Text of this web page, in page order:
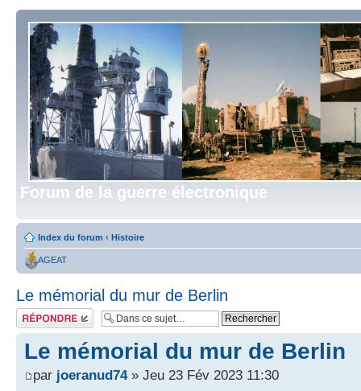
Forum de la guerre électronique
Index du forum ‹ Histoire
AGEAT
Le mémorial du mur de Berlin
Répondre
Le mémorial du mur de Berlin
par joeranud74» Jeu 23 Fév 2023 11:30